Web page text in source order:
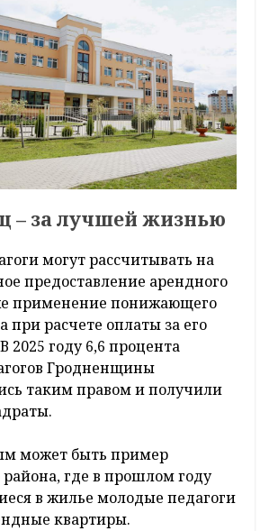
– за лучшей жизнью
могут рассчитывать на
предоставление арендного
применение понижающего
при расчете оплаты за его
2025 году 6,6 процента
Гродненщины
таким правом и получили
может быть пример
района, где в прошлом году
в жилье молодые педагоги
квартиры.